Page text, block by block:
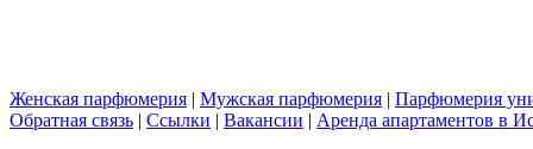
Женская парфюмерия | Мужская парфюмерия | Парфюмерия
Обратная связь | Ссылки | Вакансии | Аренда апартаментов в